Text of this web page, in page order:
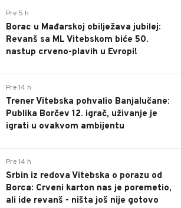
Pre 5 h
Borac u Mađarskoj obilježava jubilej:
Revanš sa ML Vitebskom biće 50.
nastup crveno-plavih u Evropi!
Pre 14 h
Trener Vitebska pohvalio Banjalučane:
Publika Borčev 12. igrač, uživanje je
igrati u ovakvom ambijentu
Pre 14 h
Srbin iz redova Vitebska o porazu od
Borca: Crveni karton nas je poremetio,
ali ide revanš - ništa još nije gotovo